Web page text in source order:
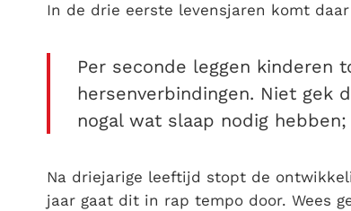
In de drie eerste levensjaren komt
Per seconde leggen kinderen
hersenverbindingen. Niet gek
nogal wat slaap nodig
Na driejarige leeftijd stopt de
jaar gaat dit in rap tempo door. Wees